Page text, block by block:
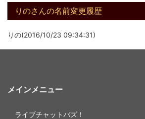
りのさんの名前変更履歴
りの(2016/10/23 09:34:31)
メインメニュー
ライブチャットバズ！